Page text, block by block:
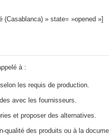
(Casablanca) » state= »opened »]
à :
les requis de production.
avec les fournisseurs.
et proposer des alternatives.
qualité des produits ou à la